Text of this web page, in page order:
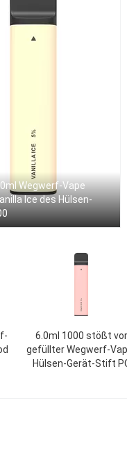
Wegwerf-Vape
Ice des Hülsen-
6.0ml 1000 stößt vor
gefüllter Wegwerf-
Hülsen-Gerät-Stift